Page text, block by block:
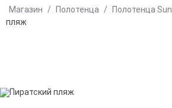
Магазин / Полотенца / Полотенца
пляж